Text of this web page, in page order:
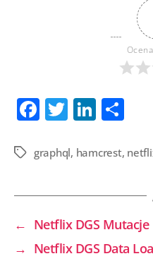
F
e
o
o
k
T
tt
Li
k
dI
n
ar
Tagi graphql, hamcrest,
← Netflix DGS Mutacje
→ Netflix DGS Data